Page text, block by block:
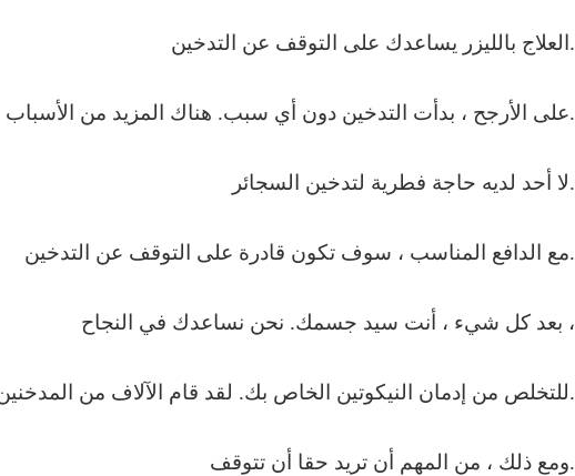
العلاج بالليزر يساعدك على التوقف عن التدخين.
على الأرجح ، بدأت التدخين دون أي سبب. هناك المزيد من الأسباب للتوقف عن فعل ذلك.
لا أحد لديه حاجة فطرية لتدخين السجائر.
مع الدافع المناسب ، سوف تكون قادرة على التوقف عن التدخين.
بعد كل شيء ، أنت سيد جسمك. نحن نساعدك في النجاح ،
للتخلص من إدمان النيكوتين الخاص بك. لقد قام الآلاف من المدخنين أمامك بالفعل.
ومع ذلك ، من المهم أن تريد حقا أن تتوقف.